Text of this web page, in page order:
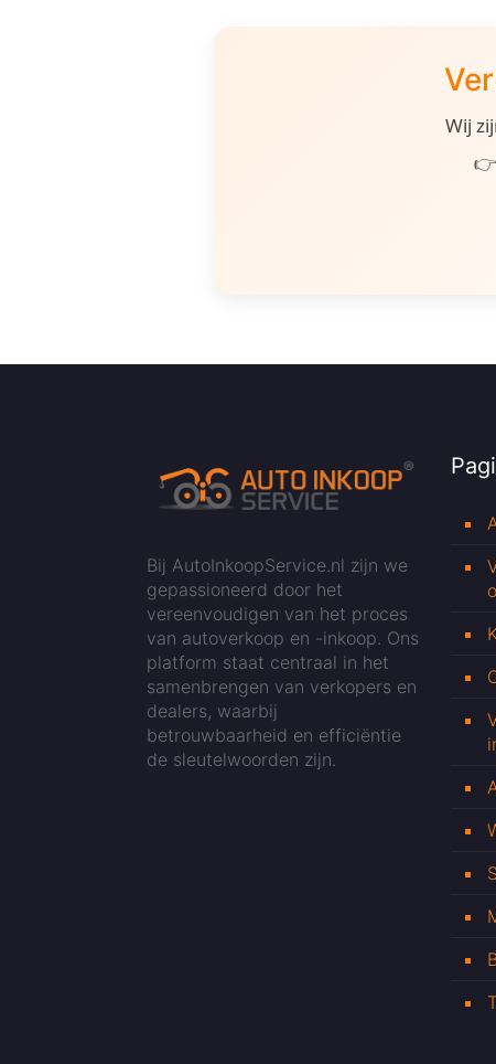
Wij
Bij AutoInkoopService.nl zijn we
gepassioneerd door het
vereenvoudigen van het proces
van autoverkoop en -inkoop. Ons
platform staat centraal in het
samenbrengen van verkopers en
dealers, waarbij
betrouwbaarheid en efficiëntie
de sleutelwoorden zijn.